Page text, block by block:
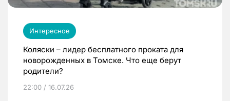
Интересное
Коляски – лидер бесплатного проката для
новорожденных в Томске. Что еще берут
родители?
22:00 / 16.07.26